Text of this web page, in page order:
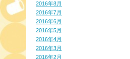
2016年8月
2016年7月
2016年6月
2016年5月
2016年4月
2016年3月
2016年2月